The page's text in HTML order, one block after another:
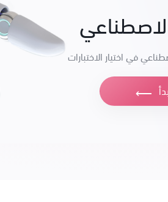
في اختيار الاختبارات
⟶